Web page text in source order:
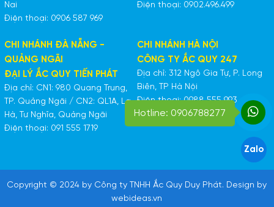
Nai
Điện thoại: 0906 587 969
Điện thoại: 0902.496.499
CHI NHÁNH ĐÀ NẴNG -
QUẢNG NGÃI
ĐẠI LÝ ẮC QUY TIẾN PHÁT
Địa chỉ: CN1: 980 Quang Trung,
TP. Quảng Ngãi / CN2: QL1A, La
Hà, Tư Nghĩa, Quảng Ngãi
Điện thoại: 091 555 1719
CHI NHÁNH HÀ NỘI
CÔNG TY ẮC QUY 247
Địa chỉ: 312 Ngô Gia Tự, P. Long
Biên, TP Hà Nội
Điện thoại: 0988 555 993
Copyright © 2024 by Công ty TNHH Ắc Quy Duy Phát. Design by
webideas.vn
Hotline: 0906788277
Zalo